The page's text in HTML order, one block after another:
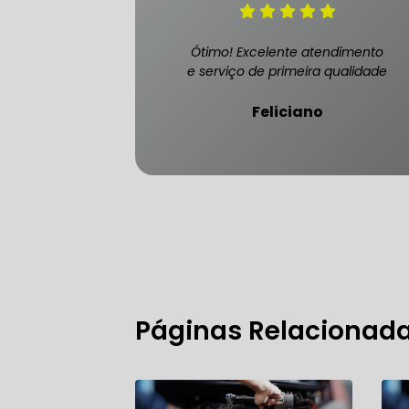
FREIO DO
OFICINA
Ótimo! Excelente atendimento
e serviço de primeira qualidade
Feliciano
Páginas